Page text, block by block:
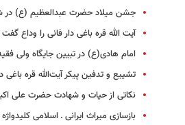
جشن میلاد حضرت عبدالعظیم (ع) در
آیت الله قره باغی دار فانی را وداع گفت
امام هادی‌(ع) در تبیین جایگاه ولی
تشییع و تدفین پیکر آیت‌الله قره باغی
نکاتی از حیات و شهادت حضرت علی
بازسازی میراث ایرانی ـ اسلامی